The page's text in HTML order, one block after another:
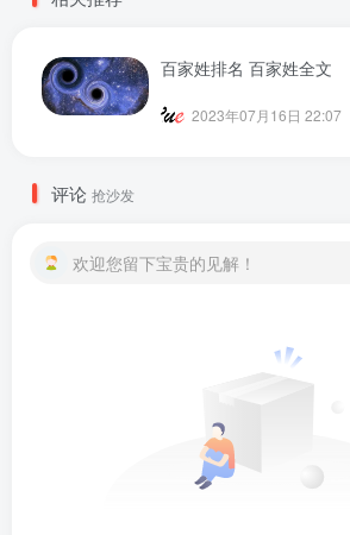
百家姓排名 百家姓全文
2023年07月16日 22:07
评论 抢沙发
欢迎您留下宝贵的见解！